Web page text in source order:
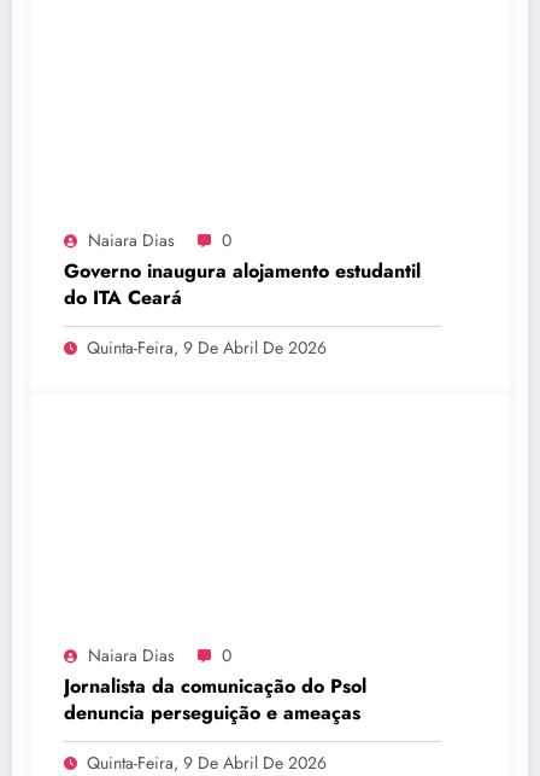
Naiara Dias 0
Governo inaugura alojamento estudantil
do ITA Ceará
Quinta-Feira, 9 De Abril De 2026
Naiara Dias 0
Jornalista da comunicação do Psol
denuncia perseguição e ameaças
Quinta-Feira, 9 De Abril De 2026